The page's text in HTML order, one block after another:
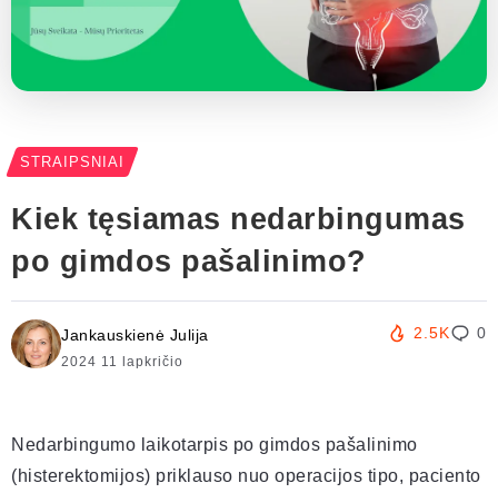
STRAIPSNIAI
Kiek tęsiamas nedarbingumas
po gimdos pašalinimo?
Jankauskienė Julija
2024 11 lapkričio
2.5K 0
Nedarbingumo laikotarpis po gimdos pašalinimo
(histerektomijos) priklauso nuo operacijos tipo, paciento